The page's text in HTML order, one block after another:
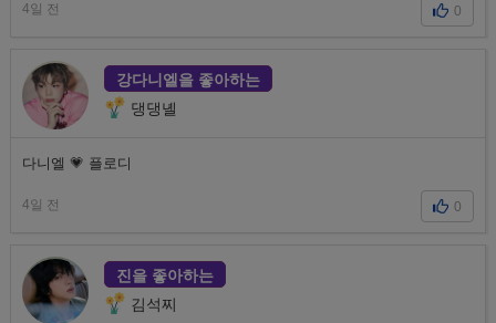
4일 전 0
강다니엘을 좋아하는
댕댕녤
다니엘 💗 플로디
4일 전 0
진을 좋아하는
김석찌